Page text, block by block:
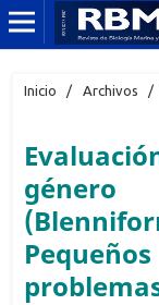
Inicio / Archivos /
género